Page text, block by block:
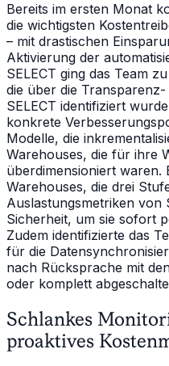
Bereits im ersten Monat
die wichtigsten
– mit drastischen
Aktivierung der
SELECT ging das Team
die über die
SELECT identifiziert
konkrete
Modelle, die
Warehouses, die für ihre
überdimensioniert waren.
Warehouses, die drei
Auslastungsmetriken von
Sicherheit, um sie sofort
Zudem identifizierte das
für die
nach Rücksprache mit
oder komplett
Schlankes
proaktives